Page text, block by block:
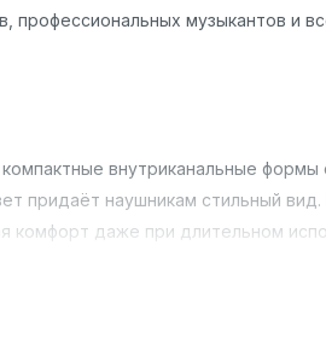
музыкантов и
внутриканальные
придаёт наушникам стильный вид.
комфорт даже при длительном